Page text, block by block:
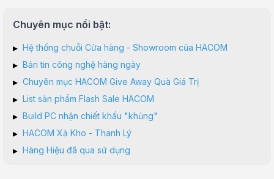
Chuyên mục nổi bật:
▸ Hệ thống chuỗi Cửa hàng - Showroom của HACOM
▸ Bản tin công nghệ hàng ngày
▸ Chuyên mục HACOM Give Away Quà Giá Trị
▸ List sản phẩm Flash Sale HACOM
▸ Build PC nhận chiết khấu "khủng"
▸ HACOM Xả Kho - Thanh Lý
▸ Hàng Hiệu đã qua sử dụng